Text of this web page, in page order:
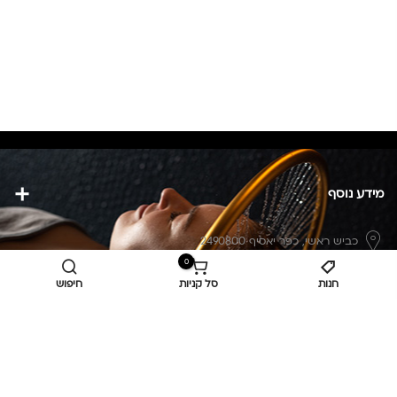
מידע נוסף
כביש ראשי,כפר יאסיף 2490800
מעליא 2514000
חנות
0
סל קניות חיפוש